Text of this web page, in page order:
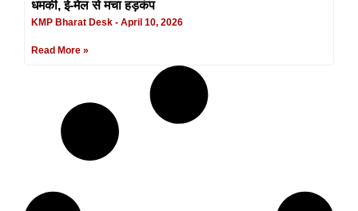
धमकी, ई-मेल से मचा हड़कंप
KMP Bharat Desk April 10, 2026
Read More »